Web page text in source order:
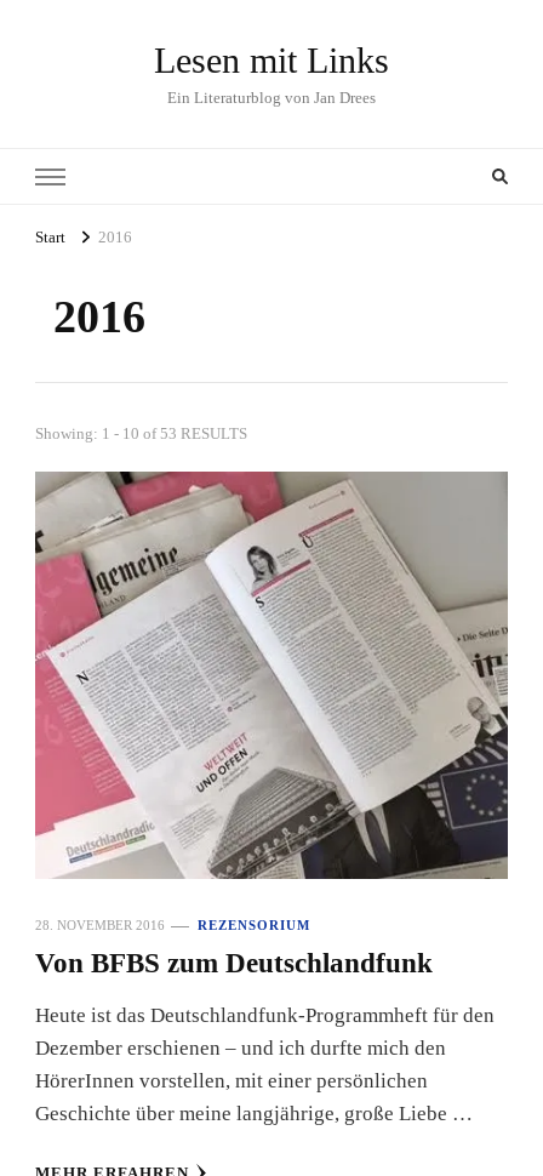
Lesen mit Links
Ein Literaturblog von Jan Drees
Start 2016
2016
Showing: 1 - 10 of 53 RESULTS
28. NOVEMBER 2016 REZENSORIUM
Von BFBS zum Deutschlandfunk
Heute ist das Deutschlandfunk-Programmheft für den
Dezember erschienen – und ich durfte mich den
HörerInnen vorstellen, mit einer persönlichen
Geschichte über meine langjährige, große Liebe …